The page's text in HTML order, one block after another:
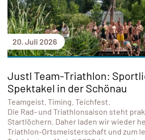
20. Juli 2026
Justl Team-Triathlon:
Spektakel in der Schönau
Teamgeist. Timing. Teichfest.
Die Rad- und Triathlonsaison steht
Startlöchern. Daher laden wir wieder
Triathlon-Ortsmeisterschaft und zum